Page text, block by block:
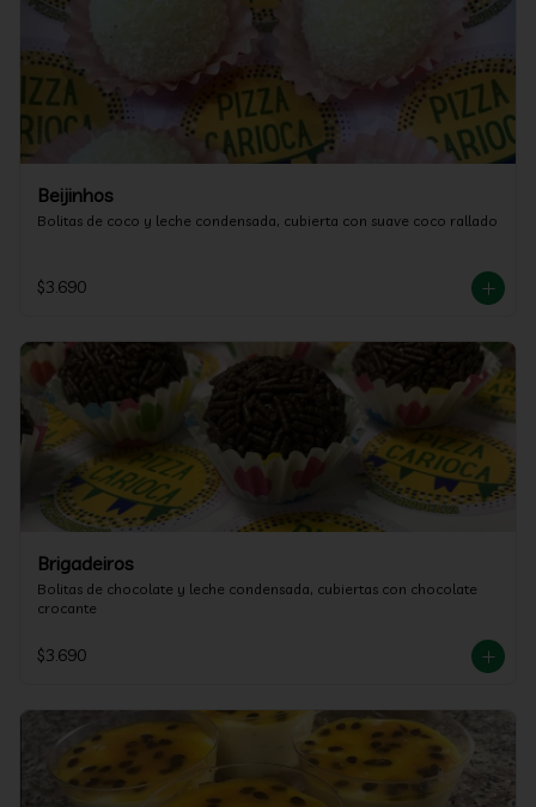
Beijinhos
Bolitas de coco y leche condensada, cubierta con suave coco rallado
$3.690
Brigadeiros
Bolitas de chocolate y leche condensada, cubiertas con chocolate
crocante
$3.690